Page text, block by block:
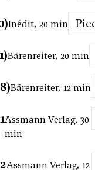
Inédit, 20 min
Bärenreiter, 20 min
Bärenreiter, 12 min
Assmann Verlag, 30
min
Assmann Verlag, 12